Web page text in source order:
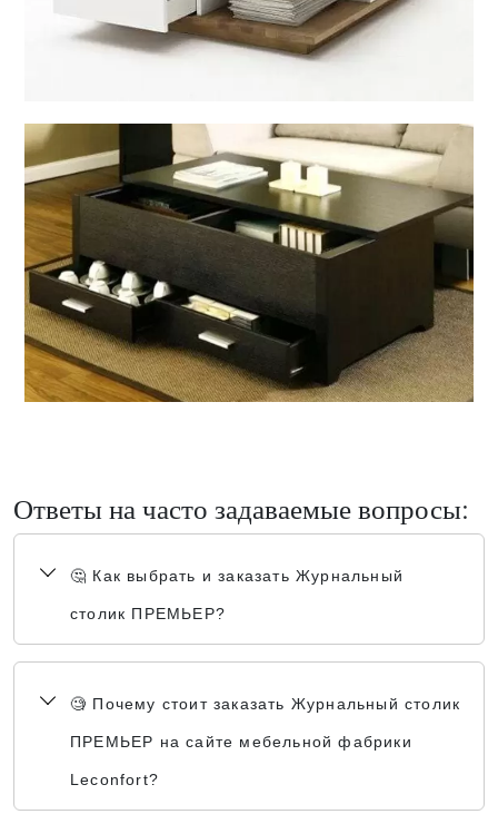
Ответы на часто задаваемые вопросы:
🤔 Как выбрать и заказать Журнальный
столик ПРЕМЬЕР?
🧐 Почему стоит заказать Журнальный столик
ПРЕМЬЕР на сайте мебельной фабрики
Leconfort?